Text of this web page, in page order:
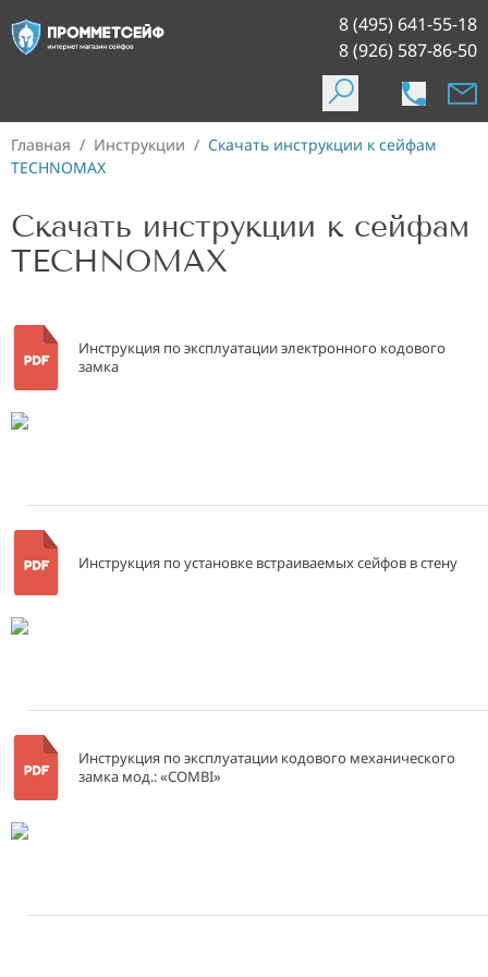
8 (495) 641-55-18
8 (926) 587-86-50
Главная / Инструкции / Скачать инструкции к сейфам
TECHNOMAX
Скачать инструкции к сейфам
TECHNOMAX
Инструкция по эксплуатации электронного кодового
замка
Инструкция по установке встраиваемых сейфов в стену
Инструкция по эксплуатации кодового механического
замка мод.: «COMBI»